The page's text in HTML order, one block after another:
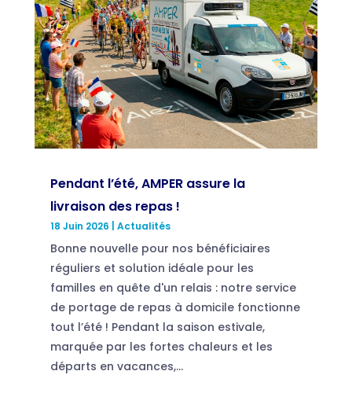
Pendant l’été, AMPER assure la
livraison des repas !
18 Juin 2026 Actualités
Bonne nouvelle pour nos bénéficiaires
réguliers et solution idéale pour les
familles en quête d'un relais : notre service
de portage de repas à domicile fonctionne
tout l’été ! Pendant la saison estivale,
marquée par les fortes chaleurs et les
départs en vacances,...